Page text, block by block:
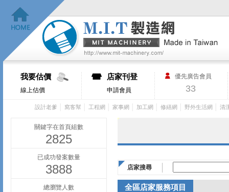
我要估價
線上估價
店家刊登
申請會員
優先廣告會員
33
設計老爹 窩客幫 工程網 家事網 加工網 修繕網 野外生活網 清
關鍵字在首頁組數
2825
已成功發案數量
3888
總瀏覽人數
店家搜尋
全區店家服務項目